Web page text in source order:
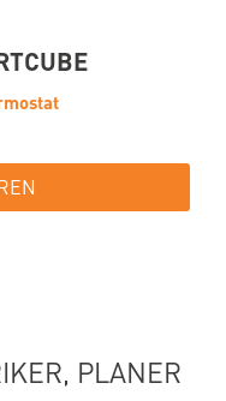
PLANER